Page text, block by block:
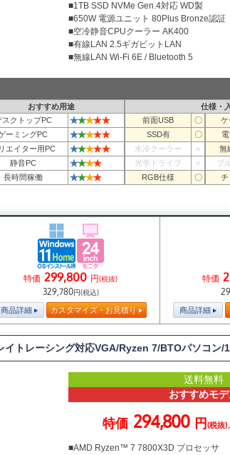
■1TB SSD NVMe Gen.4対応 WD製
■650W 電源ユニット 80Plus Bronze認証
■空冷静音CPUクーラー AK400
■有線LAN 2.5ギガビットLAN
■無線LAN Wi-Fi 6E / Bluetooth 5
おすすめ用途
仕様・
スクトップPC ★★★★★ 前面USB 〇 ケ
ーミングPC ★★★★★ SSD有 〇
エイター用PC ★★★★★ 水冷クーラー × 無
静音PC ★★★★ 光学ドライブ × ブ
長時間稼働 ★★★★ RGB仕様 〇 チ
特価 299,800 円(税抜)
329,780円(税込)
商品詳細 カスタマイズ・お見積り
特価
商品詳細
トレーシング対応VGA/Ryzen 7/BTOパソコン/
送料無料
おすすめモ
特価 294,800 円(税抜)
■AMD Ryzen™ 7 7800X3D プロセッサ